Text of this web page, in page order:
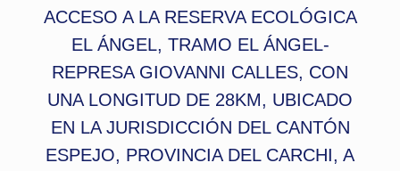
ACCESO A LA RESERVA ECOLÓGICA
EL ÁNGEL, TRAMO EL ÁNGEL-
REPRESA GIOVANNI CALLES, CON
UNA LONGITUD DE 28KM, UBICADO
EN LA JURISDICCIÓN DEL CANTÓN
ESPEJO, PROVINCIA DEL CARCHI, A